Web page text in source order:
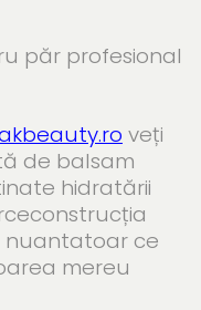
păr profesional
veți
de balsam
hidratării
nuantatoar ce
mereu